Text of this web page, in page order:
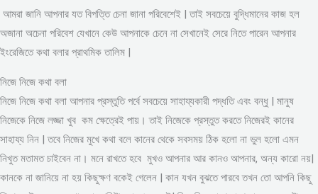
আমরা জানি আপনার যত বিপত্তি চেনা জানা পরিবেশেই | তাই সবচেয়ে বুদ্ধিমানের কাজ হল
অজানা অচেনা পরিবেশ যেখানে কেউ আপনাকে চেনে না সেখানেই সেরে নিতে পারেন আপনার
ইংরেজিতে কথা বলার প্রাথমিক তালিম |
নিজে নিজে কথা বলা
নিজে নিজে কথা বলা আপনার প্রস্তুতি পর্বে সবচেয়ে সাহায্যকারী পদ্ধতি এবং বন্ধু | মানুষ
নিজেকে নিজে লজ্জা খুব কম ক্ষেত্রেই পায়। তাই নিজেকে প্রস্তুত করতে নিজেরই কানের
সাহায্য নিন | তবে নিজের মুখে কথা বলে কানের থেকে সবসময় ঠিক হলো না ভুল হলো এমন
নিখুত মতামত চাইবেন না। মনে রাখতে হবে মুখও আপনার আর কানও আপনার, অন্য কারো নয়|
কানকে না জানিয়ে না হয় কিছুক্ষণ বকেই গেলেন | কান যখন বুঝতে পারবে তখন তো আপনি কিছু